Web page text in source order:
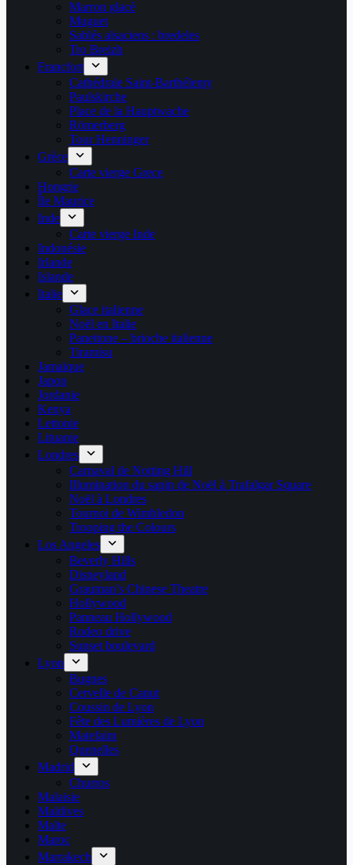
Marron glacé
Muguet
Sablés alsaciens : bredeles
Tro Breizh
Francfort
Cathédrale Saint-Barthélemy
Paulskirche
Place de la Hauptwache
Römerberg
Tour Henninger
Grèce
Carte vierge Grece
Hongrie
Île Maurice
Inde
Carte vierge Inde
Indonésie
Irlande
Islande
Italie
Glace italienne
Noël en Italie
Panettone – brioche italienne
Tiramisu
Jamaïque
Japon
Jordanie
Kenya
Lettonie
Lituanie
Londres
Carnaval de Notting Hill
Illumination du sapin de Noël à Trafalgar Square
Noël à Londres
Tournoi de Wimbledon
Trooping the Colours
Los Angeles
Beverly Hills
Disneyland
Grauman’s Chinese Theatre
Hollywood
Panneau Hollywood
Rodeo drive
Sunset boulevard
Lyon
Bugnes
Cervelle de Canut
Coussin de Lyon
Fête des Lumières de Lyon
Matefaim
Quenelles
Madrid
Churros
Malaisie
Maldives
Malte
Maroc
Marrakech